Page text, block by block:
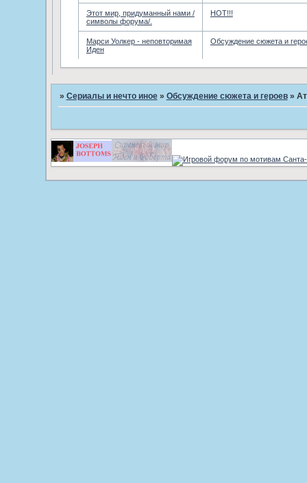
Этот мир, придуманный нами /
символы форума/.
HOT!!!
Марси Уолкер - неповторимая
Иден
Обсуждение сюжета и
» Сериалы и нечто иное » Обсуждение сюжета и героев »